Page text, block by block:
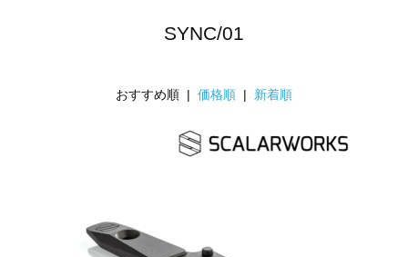
SYNC/01
おすすめ順 | 価格順 | 新着順